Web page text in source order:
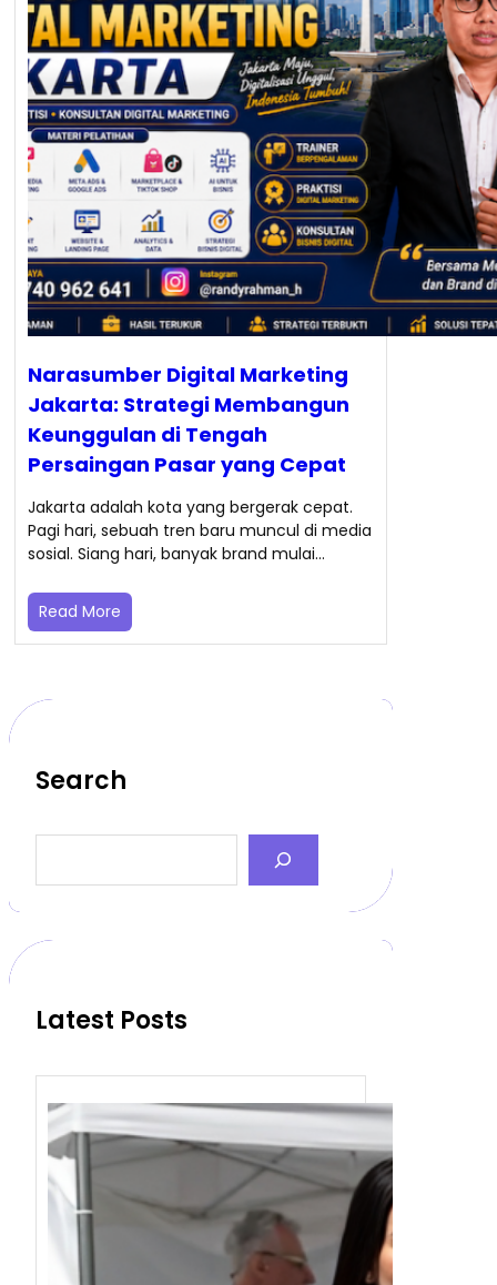
Narasumber Digital Marketing
Jakarta: Strategi Membangun
Keunggulan di Tengah
Persaingan Pasar yang Cepat
Jakarta adalah kota yang bergerak cepat.
Pagi hari, sebuah tren baru muncul di media
sosial. Siang hari, banyak brand mulai…
Read More
Search
a
c
Latest Posts